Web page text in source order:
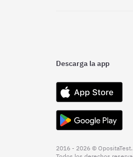
Descarga la app
2016 - 2026 © OpositaTest.